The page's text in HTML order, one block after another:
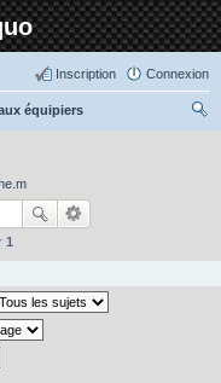
Connexion
Inscription
équipiers
1